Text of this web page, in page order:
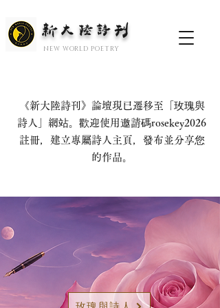
新大陆诗刊
​NEW WORLD POETRY
《新大陸詩刊》論壇現已遷移至「玫瑰與
詩人」網站。歡迎使用邀請碼rosekey2026
註冊，建立專屬詩人主頁，發布並分享您
的作品。